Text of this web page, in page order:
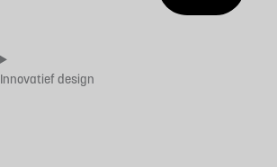
Innovatief design